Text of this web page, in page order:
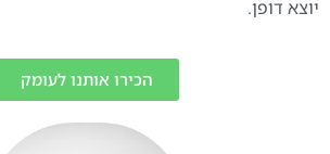
יוצא דופן.
הכירו אותנו לעומק